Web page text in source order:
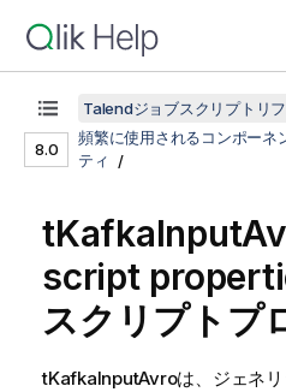
8.0
Talendジョブスクリプトリ
頻繁に使用されるコンポーネ
ティ
script
スクリプトプ
tKafkaInputAvroは、ジェネ